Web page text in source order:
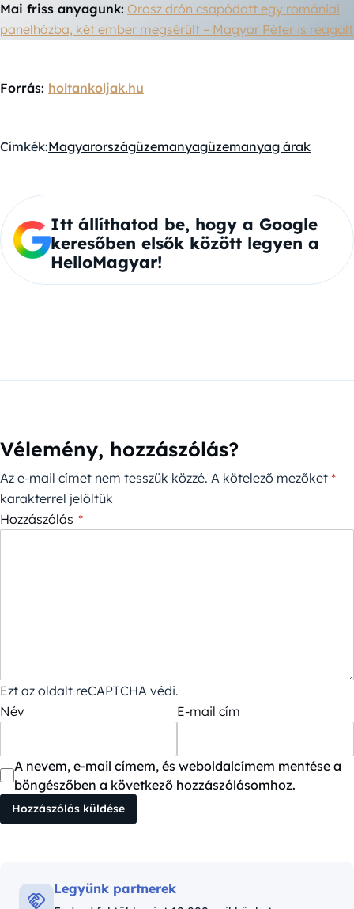
Mai friss anyagunk: Orosz drón csapódott egy romániai
panelházba, két ember megsérült – Magyar Péter is reagált
Forrás: holtankoljak.hu
Címkék:Magyarországüzemanyagüzemanyag árak
Itt állíthatod be, hogy a Google
keresőben elsők között legyen a
HelloMagyar!
Vélemény, hozzászólás?
Az e-mail címet nem tesszük közzé. A kötelező mezőket *
karakterrel jelöltük
Hozzászólás *
Ezt az oldalt reCAPTCHA védi.
Név
E-mail cím
A nevem, e-mail címem, és weboldalcímem mentése a
böngészőben a következő hozzászólásomhoz.
Legyünk partnerek